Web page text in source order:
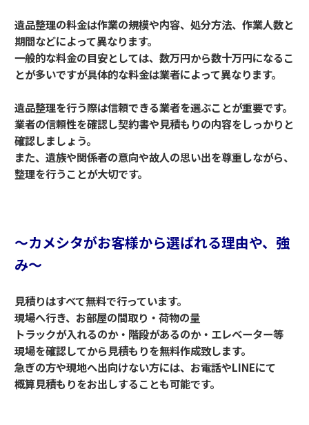
遺品整理の料金は作業の規模や内容、処分方法、作業人数と
期間などによって異なります。
一般的な料金の目安としては、数万円から数十万円になるこ
とが多いですが具体的な料金は業者によって異なります。
遺品整理を行う際は信頼できる業者を選ぶことが重要です。
業者の信頼性を確認し契約書や見積もりの内容をしっかりと
確認しましょう。
また、遺族や関係者の意向や故人の思い出を尊重しながら、
整理を行うことが大切です。
～カメシタがお客様から選ばれる理由や、強
み～
見積りはすべて無料で行っています。
現場へ行き、お部屋の間取り・荷物の量
トラックが入れるのか・階段があるのか・エレベーター等
現場を確認してから見積もりを無料作成致します。
急ぎの方や現地へ出向けない方には、お電話やLINEにて
概算見積もりをお出しすることも可能です。